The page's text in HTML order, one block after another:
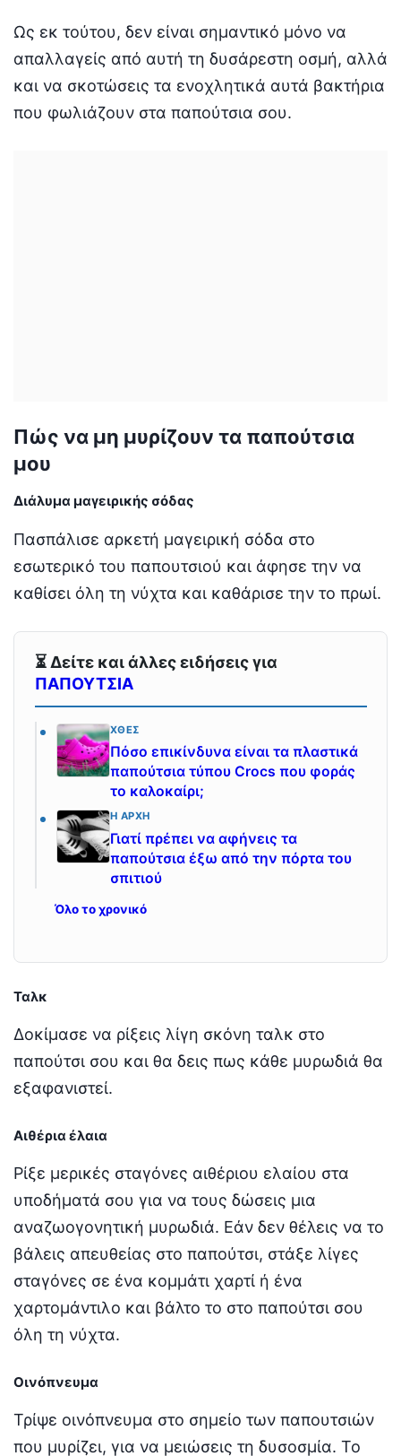
Ως εκ τούτου, δεν είναι σημαντικό μόνο να
απαλλαγείς από αυτή τη δυσάρεστη οσμή, αλλά
και να σκοτώσεις τα ενοχλητικά αυτά βακτήρια
που φωλιάζουν στα παπούτσια σου.
Πώς να μη μυρίζουν τα παπούτσια
μου
Διάλυμα μαγειρικής σόδας
Πασπάλισε αρκετή μαγειρική σόδα στο
εσωτερικό του παπουτσιού και άφησε την να
καθίσει όλη τη νύχτα και καθάρισε την το πρωί.
⏳ Δείτε και άλλες ειδήσεις για
ΠΑΠΟΥΤΣΙΑ
ΧΘΕΣ
Πόσο επικίνδυνα είναι τα πλαστικά
παπούτσια τύπου Crocs που φοράς
το καλοκαίρι;
Η ΑΡΧΉ
Γιατί πρέπει να αφήνεις τα
παπούτσια έξω από την πόρτα του
σπιτιού
Όλο το χρονικό
Ταλκ
Δοκίμασε να ρίξεις λίγη σκόνη ταλκ στο
παπούτσι σου και θα δεις πως κάθε μυρωδιά θα
εξαφανιστεί.
Αιθέρια έλαια
Ρίξε μερικές σταγόνες αιθέριου ελαίου στα
υποδήματά σου για να τους δώσεις μια
αναζωογονητική μυρωδιά. Εάν δεν θέλεις να το
βάλεις απευθείας στο παπούτσι, στάξε λίγες
σταγόνες σε ένα κομμάτι χαρτί ή ένα
χαρτομάντιλο και βάλτο το στο παπούτσι σου
όλη τη νύχτα.
Οινόπνευμα
Τρίψε οινόπνευμα στο σημείο των παπουτσιών
που μυρίζει, για να μειώσεις τη δυσοσμία. Το